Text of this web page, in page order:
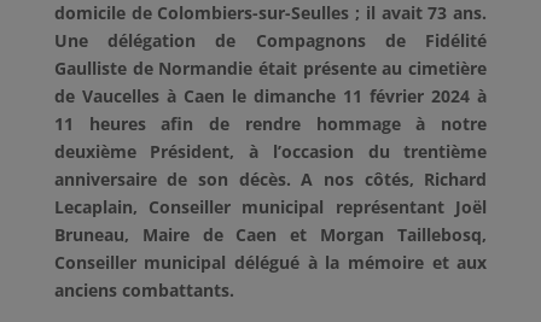
domicile de Colombiers-sur-Seulles ; il avait 73 ans.
Une délégation de Compagnons de Fidélité
Gaulliste de Normandie était présente au cimetière
de Vaucelles à Caen le dimanche 11 février 2024 à
11 heures afin de rendre hommage à notre
deuxième Président, à l’occasion du trentième
anniversaire de son décès. A nos côtés, Richard
Lecaplain, Conseiller municipal représentant Joël
Bruneau, Maire de Caen et Morgan Taillebosq,
Conseiller municipal délégué à la mémoire et aux
anciens combattants.